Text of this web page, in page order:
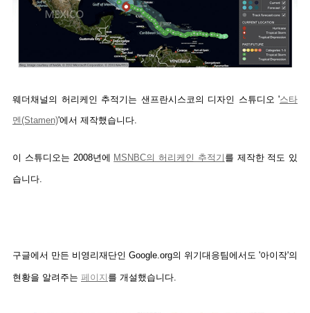
웨더채널의 허리케인 추적기는 샌프란시스코의 디자인 스튜디오 '스타
멘(Stamen)'에서 제작했습니다.
이 스튜디오는 2008년에 MSNBC의 허리케인 추적기 를 제작한 적도 있
습니다.
구글에서 만든 비영리재단인 Google.org의 위기대응팀에서도 '아이작'의
현황을 알려주는 페이지 를 개설했습니다.